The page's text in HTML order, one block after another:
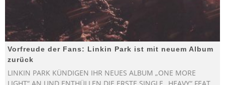
Vorfreude der Fans: Linkin Park ist mit neuem Album
zurück
LINKIN PARK KÜNDIGEN IHR NEUES ALBUM „ONE MORE
LIGHT“ AN UND ENTHÜLLEN DIE ERSTE SINGLE „HEAVY“ FEAT.